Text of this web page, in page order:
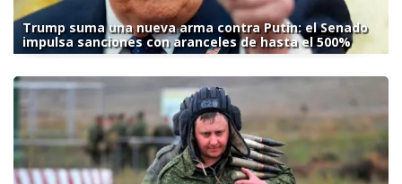
Trump suma una nueva arma contra Putin: el Senado
impulsa sanciones con aranceles de hasta el 500%